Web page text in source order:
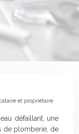
et propriétaire
défaillant, une
de plomberie, de